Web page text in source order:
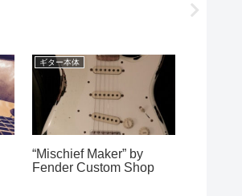
ギター本体
“Mischief Maker” by
Fender Custom Shop